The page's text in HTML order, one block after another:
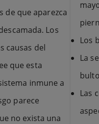
de que aparezca
Los
causas del
que esta
inmune a
parece
no exista una
Los
La
Las